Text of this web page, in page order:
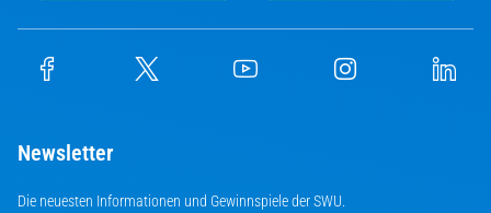
Newsletter
Die neuesten Informationen und Gewinnspiele der SWU.